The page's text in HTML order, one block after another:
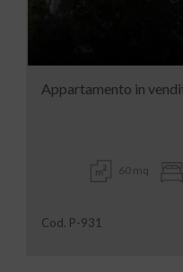
Appartamento in
60 mq
Cod. P-931